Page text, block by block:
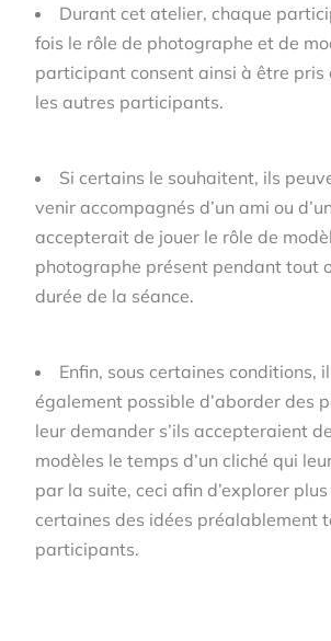
Durant cet atelier, chaque
fois le rôle de photographe et de
participant consent ainsi à être pris
les autres participants.
Si certains le souhaitent, ils
venir accompagnés d’un ami ou
accepterait de jouer le rôle de
photographe présent pendant tout
durée de la séance.
Enfin, sous certaines conditions,
également possible d’aborder des
leur demander s’ils accepteraient
modèles le temps d’un cliché qui
par la suite, ceci afin d’explorer
certaines des idées préalablement
participants.